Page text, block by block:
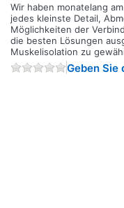
Wir haben monatelang
jedes kleinste Detail,
Möglichkeiten der
die besten Lösungen
Muskelisolation zu
Geben Sie